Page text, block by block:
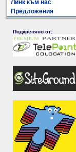
Линк към нас
Предложения
Подкрепяно от: